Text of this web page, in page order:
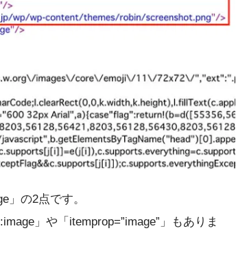
」の2点です。
」や「itemprop=”image”」もありま